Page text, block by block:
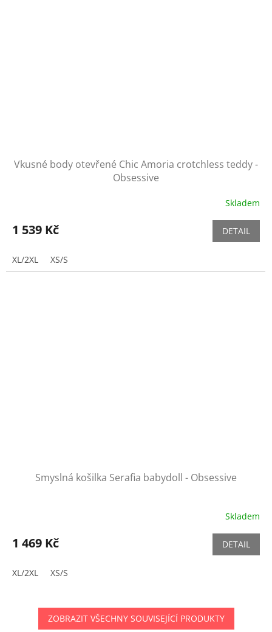
Vkusné body otevřené Chic Amoria crotchless teddy -
Obsessive
Skladem
1 539 Kč DETAIL
XL/2XL XS/S
Smyslná košilka Serafia babydoll - Obsessive
Skladem
1 469 Kč DETAIL
XL/2XL XS/S
ZOBRAZIT VŠECHNY SOUVISEJÍCÍ PRODUKTY